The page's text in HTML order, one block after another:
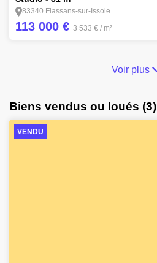
83340 Flassans-sur-Issole
113 000 € 3 533 € / m²
Voir plus
Biens vendus ou loués (3)
VENDU